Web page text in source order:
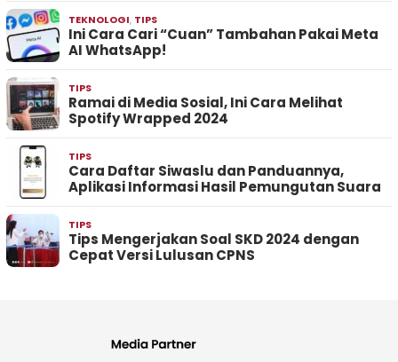
TEKNOLOGI, TIPS
Ini Cara Cari “Cuan” Tambahan Pakai Meta
AI WhatsApp!
TIPS
Ramai di Media Sosial, Ini Cara Melihat
Spotify Wrapped 2024
TIPS
Cara Daftar Siwaslu dan Panduannya,
Aplikasi Informasi Hasil Pemungutan Suara
TIPS
Tips Mengerjakan Soal SKD 2024 dengan
Cepat Versi Lulusan CPNS